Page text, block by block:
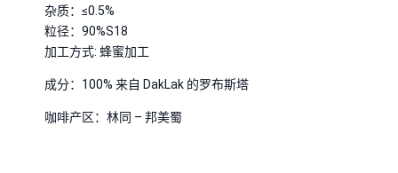
杂质：≤0.5%
粒径：90%S18
加工方式: 蜂蜜加工
成分：100% 来自 DakLak 的罗布斯塔
咖啡产区：林同 – 邦美蜀